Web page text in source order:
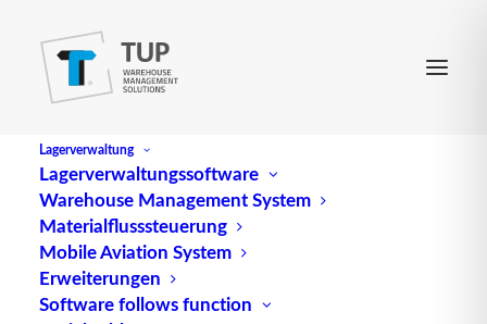
Lagerverwaltung
Lagerverwaltungssoftware
Warehouse Management System
Materialflusssteuerung
Mobile Aviation System
Erweiterungen
Software follows function
Automatische Rampe
Automatic Equipment Identification (AEI) ist ein